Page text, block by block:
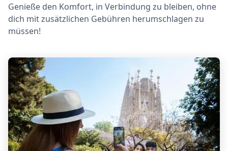
Genieße den Komfort, in Verbindung zu bleiben, ohne
dich mit zusätzlichen Gebühren herumschlagen zu
müssen!